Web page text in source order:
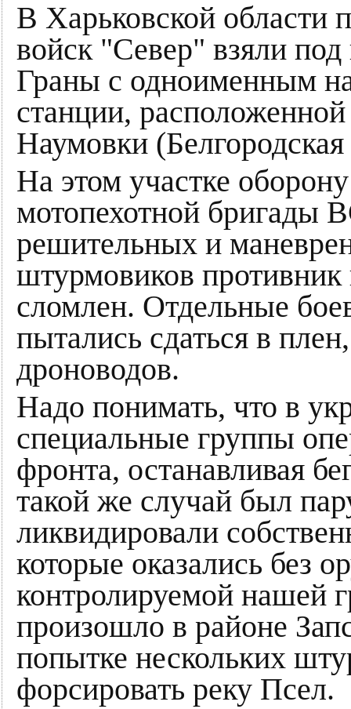
В Харьковской области
войск "Север" взяли
Граны с одноименным
станции,
Наумовки (Белгородская
На этом участке
мотопехотной бригады
решительных и
штурмовиков
сломлен. Отдельные
пытались сдаться в
дроноводов.
Надо понимать, что в
специальные группы
фронта, останавливая
такой же случай был
ликвидировали
которые оказались без
контролируемой нашей
произошло в районе
попытке нескольких
форсировать реку Псел.